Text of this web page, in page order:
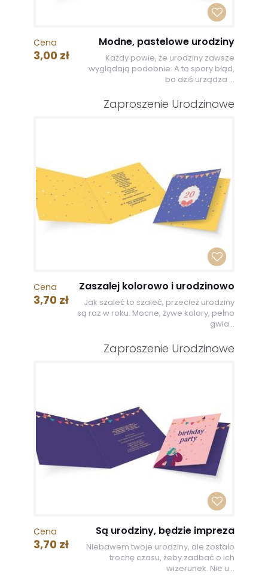
Cena
3,00 zł
Modne, pastelowe urodziny
Każdy powie, że urodziny zawsze
wyglądają podobnie. A to spory błąd,
bo dziś urządza ...
Zaproszenie Urodzinowe
Cena
3,70 zł
Zaszalej kolorowo i urodzinowo
Jak szaleć to szaleć, przecież urodziny
są raz w roku. Mocne, żywe kolory, pełno
gwia...
Zaproszenie Urodzinowe
Cena
3,70 zł
Są urodziny, będzie impreza
Niebawem twoje urodziny, ale zostało
trochę czasu, żeby zadbać o ich
wizerunek. Nie u...